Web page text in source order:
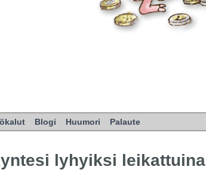
Blogi Huumori Palaute
lyhyiksi leikattuina